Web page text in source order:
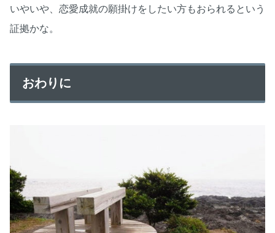
いやいや、恋愛成就の願掛けをしたい方もおられるという
証拠かな。
おわりに